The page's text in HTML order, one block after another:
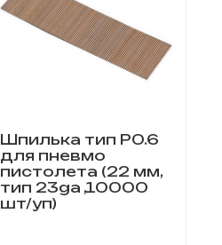
Шпилька тип P0.6
для пневмо
пистолета (22 мм,
тип 23ga ,10000
шт/уп)